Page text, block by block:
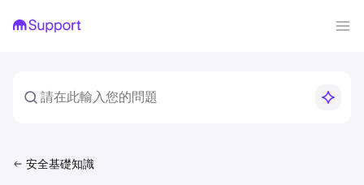
安全基礎知識